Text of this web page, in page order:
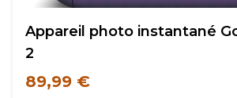
Appareil photo instantané
2
89,99 €